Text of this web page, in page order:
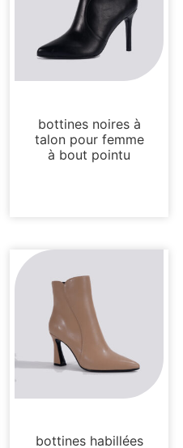
bottines noires à
talon pour femme
à bout pointu
bottines habillées